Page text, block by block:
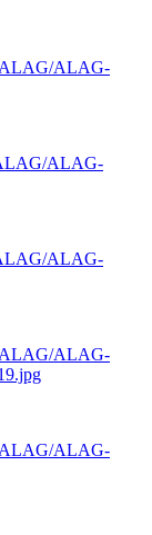
ALAG/ALAG-
ALAG-
ALAG-
ALAG/ALAG-
ALAG/ALAG-